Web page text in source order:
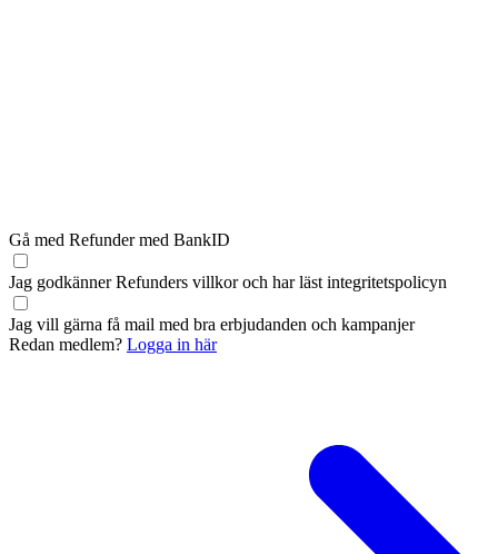
Gå med Refunder med BankID
Jag godkänner Refunders villkoroch har läst integritetspolicyn
Jag vill gärna få mail med bra erbjudanden och kampanjer
Redan medlem? Logga in här